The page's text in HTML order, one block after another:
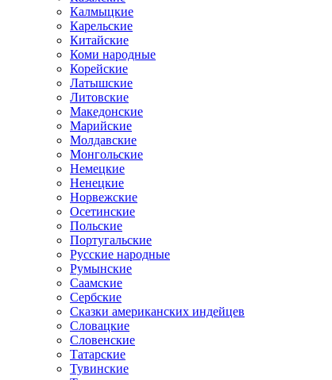
Калмыцкие
Карельские
Китайские
Коми народные
Корейские
Латышские
Литовские
Македонские
Марийские
Молдавские
Монгольские
Немецкие
Ненецкие
Норвежские
Осетинские
Польские
Португальские
Русские народные
Румынские
Саамские
Сербские
Сказки американских индейцев
Словацкие
Словенские
Татарские
Тувинские